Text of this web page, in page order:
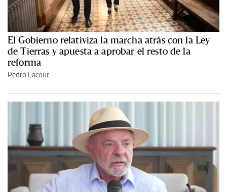
El Gobierno relativiza la marcha atrás con la Ley
de Tierras y apuesta a aprobar el resto de la
reforma
Pedro Lacour